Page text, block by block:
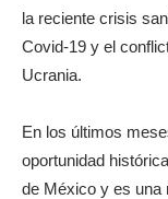
la reciente crisis
Covid-19 y el
Ucrania.
En los últimos
oportunidad
de México y es una